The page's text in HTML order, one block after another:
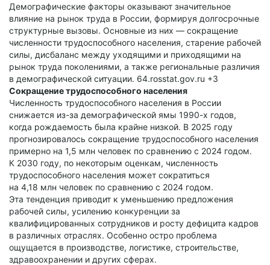
Демографические факторы оказывают значительное
влияние на рынок труда в России, формируя долгосрочные
структурные вызовы. Основные из них — сокращение
численности трудоспособного населения, старение рабочей
силы, дисбаланс между уходящими и приходящими на
рынок труда поколениями, а также региональные различия
в демографической ситуации. 64.rosstat.gov.ru +3
Сокращение трудоспособного населения
Численность трудоспособного населения в России
снижается из-за демографической ямы 1990-х годов,
когда рождаемость была крайне низкой. В 2025 году
прогнозировалось сокращение трудоспособного населения
примерно на 1,5 млн человек по сравнению с 2024 годом.
К 2030 году, по некоторым оценкам, численность
трудоспособного населения может сократиться
на 4,18 млн человек по сравнению с 2024 годом.
Эта тенденция приводит к уменьшению предложения
рабочей силы, усилению конкуренции за
квалифицированных сотрудников и росту дефицита кадров
в различных отраслях. Особенно остро проблема
ощущается в производстве, логистике, строительстве,
здравоохранении и других сферах.